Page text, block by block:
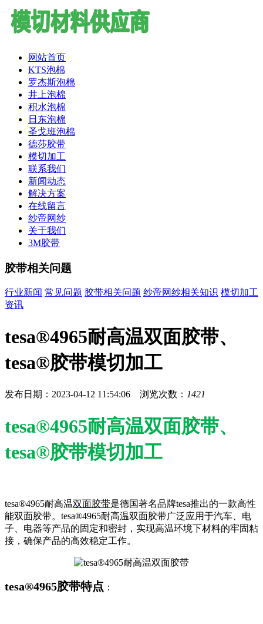
网站首页
KTS泡棉
罗杰斯泡棉
井上泡棉
积水泡棉
日东泡棉
圣戈班泡棉
德莎胶带
模切加工
联系我们
新闻动态
解决方案
在线留言
纱帝网纱
关于我们
3M胶带
胶带相关问题
行业新闻 常见问题 胶带相关问题 纱帝网纱相关知识 模切加工
资讯
tesa®4965耐高温双面胶带、
tesa®胶带模切加工
发布日期：2023-04-12 11:54:06 浏览次数： 1421
tesa®4965耐高温双面胶带、
tesa®胶带模切加工
tesa®4965耐高温双面胶带是德国著名品牌tesa推出的一款高性
能双面胶带。tesa®4965耐高温双面胶带广泛应用于汽车、电
子、电器等产品的固定和密封，实现高温环境下材料的牢固粘
接，确保产品的高效稳定工作。
tesa®4965胶带特点 ：